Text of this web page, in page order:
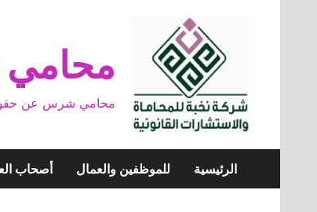
محامي
محامي شرس عن حقوق
الرئيسية للموظفين والعمال أصحاب